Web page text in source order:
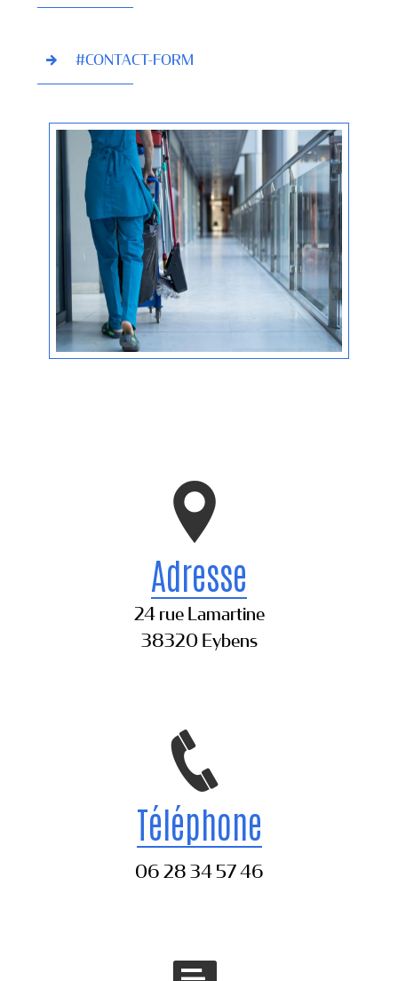
#CONTACT-FORM
Adresse
24 rue Lamartine
38320 Eybens
Téléphone
06 28 34 57 46